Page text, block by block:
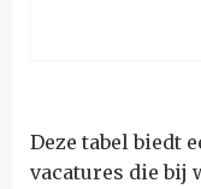
Deze tabel biedt
vacatures die bij